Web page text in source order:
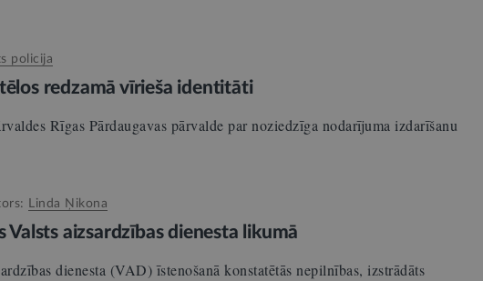
policija
redzamā vīrieša identitāti
Rīgas Pārdaugavas pārvalde par noziedzīga nodarījuma izdarīšanu
Linda Ņikona
Valsts aizsardzības dienesta likumā
dienesta (VAD) īstenošanā konstatētās nepilnības, izstrādāts